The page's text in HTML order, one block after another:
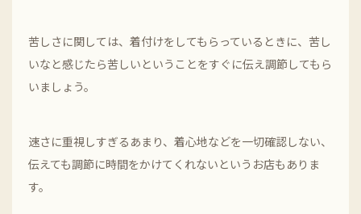
苦しさに関しては、着付けをしてもらっているときに、苦し
いなと感じたら苦しいということをすぐに伝え調節してもら
いましょう。
速さに重視しすぎるあまり、着心地などを一切確認しない、
伝えても調節に時間をかけてくれないというお店もありま
す。